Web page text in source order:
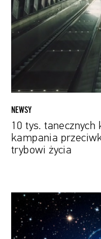
kroków.
Inspirująca
kampania
siedzącemu
trybowi
NEWSY
10 tys.
kampania
trybowi życia
Astronomowie
ustalili
wreszcie
źródło